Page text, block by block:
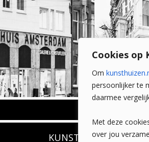
Cookies op
Om
persoonlijker te
daarmee
Met deze
over jou
4818 SB
KUNSTUITLEEN